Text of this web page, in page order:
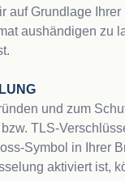
auf Grundlage
aushändigen zu
und zum
TLS-
Symbol in Ihrer
aktiviert ist,